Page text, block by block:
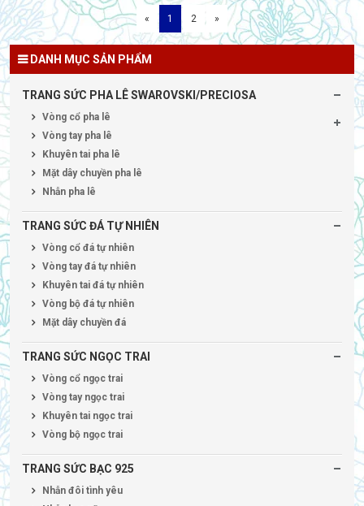
« 1 2 »
DANH MỤC SẢN PHẨM
TRANG SỨC PHA LÊ SWAROVSKI/PRECIOSA
Vòng cổ pha lê
Vòng tay pha lê
Khuyên tai pha lê
Mặt dây chuyền pha lê
Nhẫn pha lê
TRANG SỨC ĐÁ TỰ NHIÊN
Vòng cổ đá tự nhiên
Vòng tay đá tự nhiên
Khuyên tai đá tự nhiên
Vòng bộ đá tự nhiên
Mặt dây chuyền đá
TRANG SỨC NGỌC TRAI
Vòng cổ ngọc trai
Vòng tay ngọc trai
Khuyên tai ngọc trai
Vòng bộ ngọc trai
TRANG SỨC BẠC 925
Nhẫn đôi tình yêu